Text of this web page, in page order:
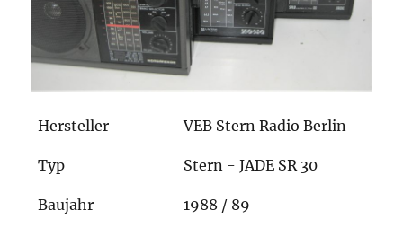
Hersteller VEB Stern Radio Berlin
Typ Stern - JADE SR 30
Baujahr 1988 / 89